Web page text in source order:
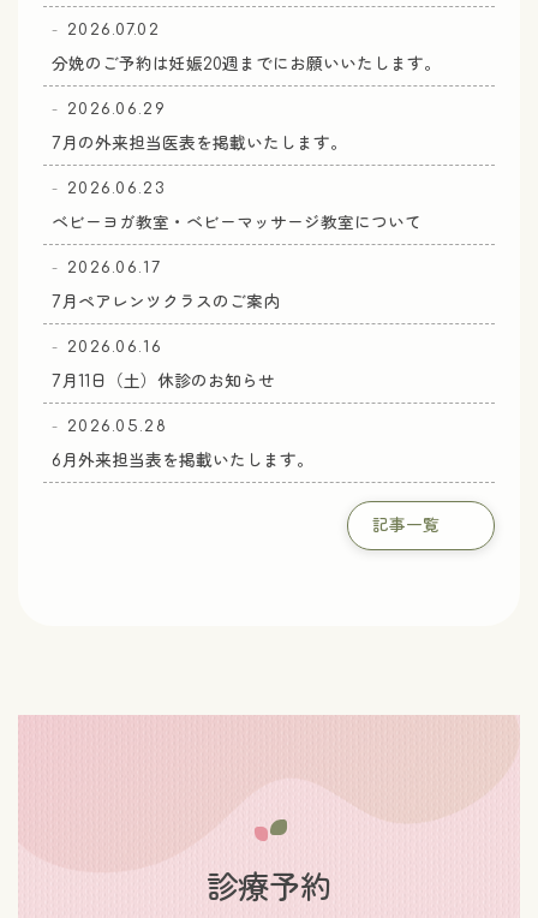
2026.07.02
分娩のご予約は妊娠20週までにお願いいたします。
2026.06.29
7月の外来担当医表を掲載いたします。
2026.06.23
ベビーヨガ教室・ベビーマッサージ教室について
2026.06.17
7月ペアレンツクラスのご案内
2026.06.16
7月11日（土）休診のお知らせ
2026.05.28
6月外来担当表を掲載いたします。
記事一覧
診療予約